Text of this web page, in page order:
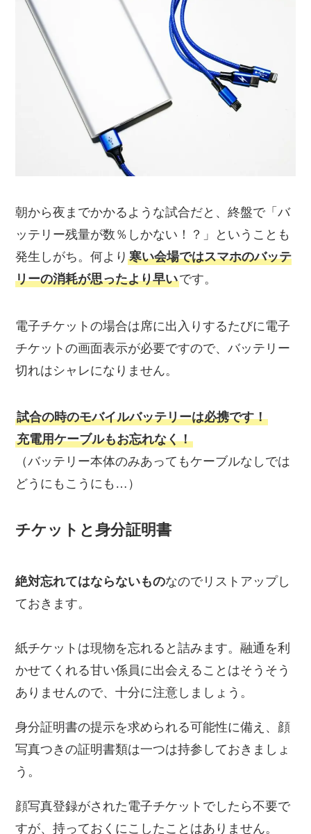
朝から夜までかかるような試合だと、終盤で「バ
ッテリー残量が数％しかない！？」ということも
発生しがち。何より寒い会場ではスマホのバッテ
リーの消耗が思ったより早いです。
電子チケットの場合は席に出入りするたびに電子
チケットの画面表示が必要ですので、バッテリー
切れはシャレになりません。
試合の時のモバイルバッテリーは必携です！
充電用ケーブルもお忘れなく！
（バッテリー本体のみあってもケーブルなしでは
どうにもこうにも…）
チケットと身分証明書
絶対忘れてはならないものなのでリストアップし
ておきます。
紙チケットは現物を忘れると詰みます。融通を利
かせてくれる甘い係員に出会えることはそうそう
ありませんので、十分に注意しましょう。
身分証明書の提示を求められる可能性に備え、顔
写真つきの証明書類は一つは持参しておきましょ
う。
顔写真登録がされた電子チケットでしたら不要で
すが、持っておくにこしたことはありません。